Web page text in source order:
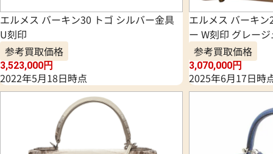
エルメス バーキン30 トゴ シルバー金具
U刻印
参考買取価格
3,523,000円
2022年5月18日時点
エルメス バーキ
ー W刻印 グレー
参考買取価格
3,070,000円
2025年6月17日時